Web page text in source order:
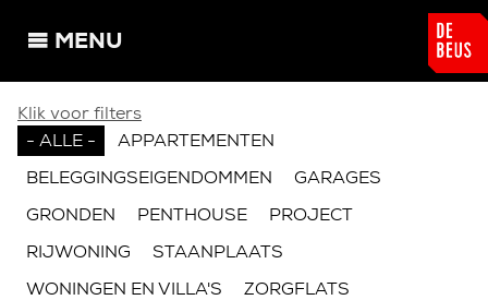
MENU
U bent hier
Klik voor filters
- ALLE -
APPARTEMENTEN
BELEGGINGSEIGENDOMMEN GARAGES
GRONDEN PENTHOUSE PROJECT
RIJWONING STAANPLAATS
WONINGEN EN VILLA'S ZORGFLATS